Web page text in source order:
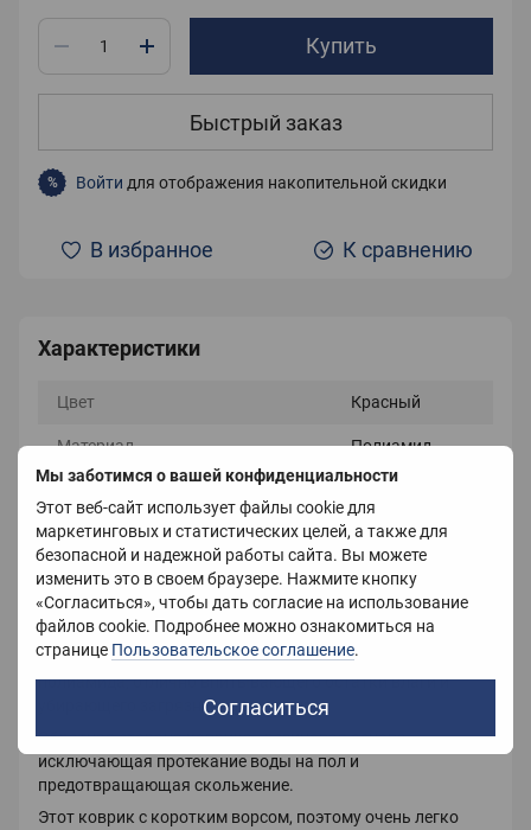
Мы заботимся о вашей конфиденциальности
Этот веб-сайт использует файлы cookie для
маркетинговых и статистических целей, а также для
безопасной и надежной работы сайта. Вы можете
изменить это в своем браузере. Нажмите кнопку
«Согласиться», чтобы дать согласие на использование
файлов cookie. Подробнее можно ознакомиться на
странице Пользовательское соглашение.
Согласиться
Купить
Быстрый заказ
% Войти для отображения накопительной скидки
В избранное К сравнению
Характеристики
Цвет Красный
Материал Полиамид
Описание
Придверный декоративный коврик .
Коврик изготовлен из синтетического материала,
полиамида, отлично впитывающего остатки влаги и
убирающего загрязнение с подошвы.
Обратная сторона коврика - резиновая основа,
исключающая протекание воды на пол и
предотвращающая скольжение.
Этот коврик с коротким ворсом, поэтому очень легко